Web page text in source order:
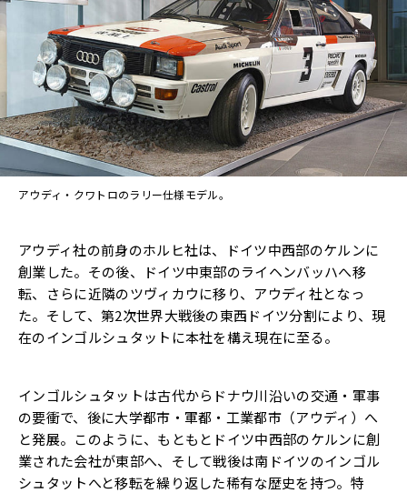
アウディ・クワトロのラリー仕様モデル。
アウディ社の前身のホルヒ社は、ドイツ中西部のケルンに
創業した。その後、ドイツ中東部のライヘンバッハへ移
転、さらに近隣のツヴィカウに移り、アウディ社となっ
た。そして、第2次世界大戦後の東西ドイツ分割により、現
在のインゴルシュタットに本社を構え現在に至る。
インゴルシュタットは古代からドナウ川沿いの交通・軍事
の要衝で、後に大学都市・軍都・工業都市（アウディ）へ
と発展。このように、もともとドイツ中西部のケルンに創
業された会社が東部へ、そして戦後は南ドイツのインゴル
シュタットへと移転を繰り返した稀有な歴史を持つ。特